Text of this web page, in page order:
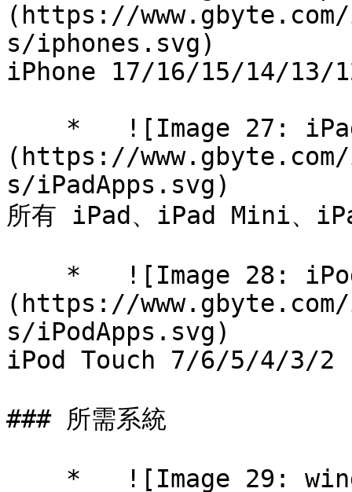
(https://
s/iphones.svg)
iPhone 17/​16/15/14/13/
(https://
s/iPadApps.svg)
所有 iPad、iPad Mini、
(https://
s/iPodApps.svg)
iPod Touch 7/6/5/4/3/2
### 所需系統